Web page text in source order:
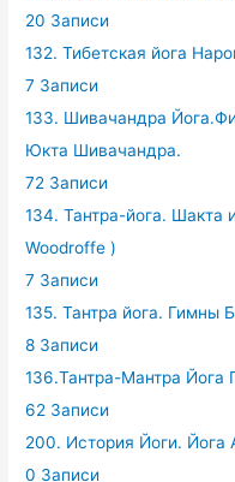
20 Записи
132. Тибетская йога
7 Записи
133. Шивачандра
Юкта Шивачандра.
72 Записи
134. Тантра-йога.
Woodroffe )
7 Записи
135. Тантра йога. Гимны
8 Записи
136.Тантра-Мантра Йога
62 Записи
200. История Йоги. Йога
0 Записи